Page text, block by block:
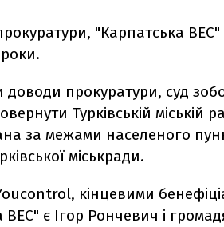
"Карпатська
прокуратури, суд
Турківській міській
за межами населеного
міськради.
кінцевими
ВЕС" є Ігор Рончевич і